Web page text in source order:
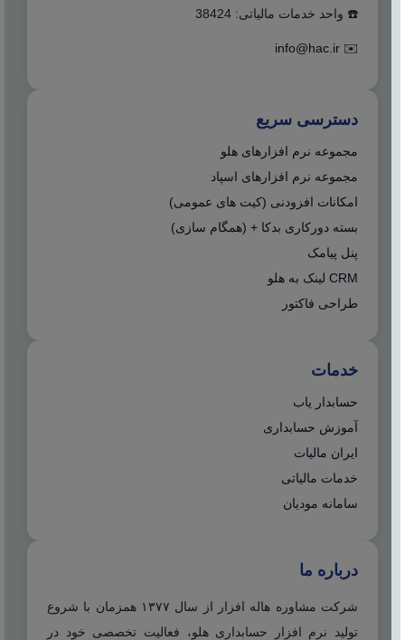
☎️ واحد خدمات مالیاتی: 38424
✉️
info@hac.ir
دسترسی سریع
مجموعه نرم افزارهای هلو
مجموعه نرم افزارهای اسپاد
امکانات افزودنی (کیت های عمومی)
بسته دورکاری بدکا + (همگام سازی)
پنل پیامک
CRM لینک به هلو
طراحی فاکتور
خدمات
حسابدار یاب
آموزش حسابداری
ایران مالیات
خدمات مالیاتی
سامانه مودیان
درباره ما
شرکت مشاوره هاله افزار از سال ۱۳۷۷ همزمان با شروع
تولید نرم افزار حسابداری هلو، فعالیت تخصصی خود در